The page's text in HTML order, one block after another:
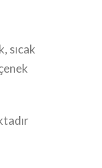
sıcak